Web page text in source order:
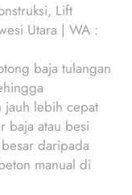
Lift
Utara | WA :
baja tulangan
jauh lebih cepat
baja atau besi
daripada
manual di